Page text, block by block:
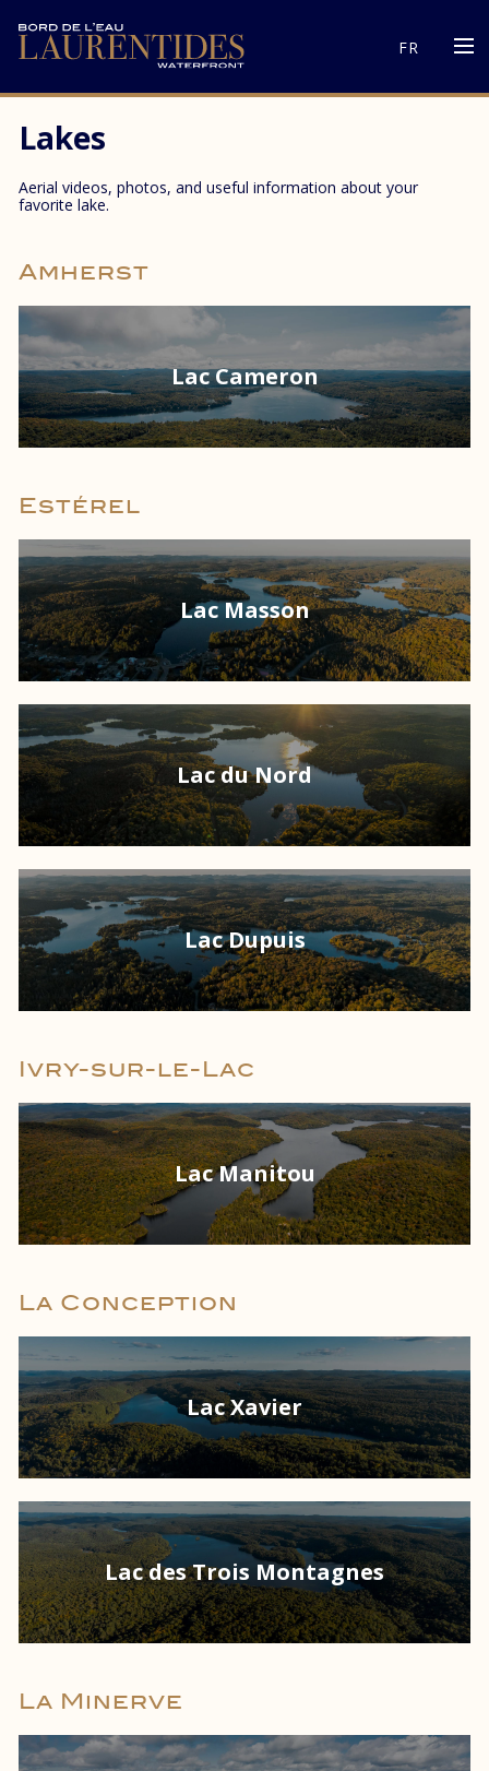
FR
Lakes
Aerial videos, photos, and useful information about your
favorite lake.
Amherst
Lac Cameron
Estérel
Lac Masson
Lac du Nord
Lac Dupuis
Ivry-sur-le-Lac
Lac Manitou
La Conception
Lac Xavier
Lac des Trois Montagnes
La Minerve